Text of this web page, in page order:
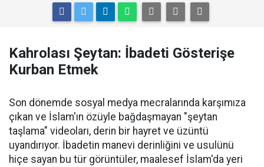
Kahrolası Şeytan: İbadeti Gösterişe
Kurban Etmek
Son dönemde sosyal medya mecralarında karşımıza
çıkan ve İslam'ın özüyle bağdaşmayan "şeytan
taşlama" videoları, derin bir hayret ve üzüntü
uyandırıyor. İbadetin manevi derinliğini ve usulünü
hiçe sayan bu tür görüntüler, maalesef İslam'da yeri